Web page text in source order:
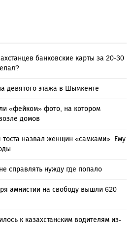
банковские карты за 20-30
девятого этажа в Шымкенте
«фейком» фото, на котором
домов
тоста назвал женщин «самками». Ему
справлять нужду где попало
амнистии на свободу вышли 620
к казахстанcким водителям из-